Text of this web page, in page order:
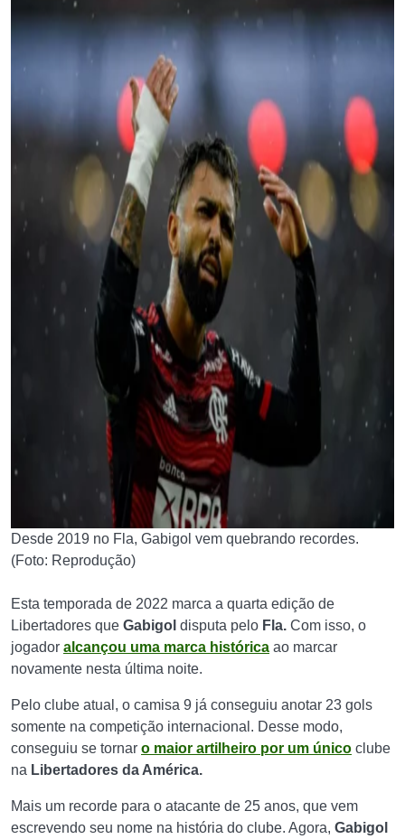
Desde 2019 no Fla, Gabigol vem quebrando recordes.
(Foto: Reprodução)
Esta temporada de 2022 marca a quarta edição de
Libertadores que Gabigol disputa pelo Fla. Com isso, o
jogador alcançou uma marca histórica ao marcar
novamente nesta última noite.
Pelo clube atual, o camisa 9 já conseguiu anotar 23 gols
somente na competição internacional. Desse modo,
conseguiu se tornar o maior artilheiro por um único clube
na Libertadores da América.
Mais um recorde para o atacante de 25 anos, que vem
escrevendo seu nome na história do clube. Agora, Gabigol